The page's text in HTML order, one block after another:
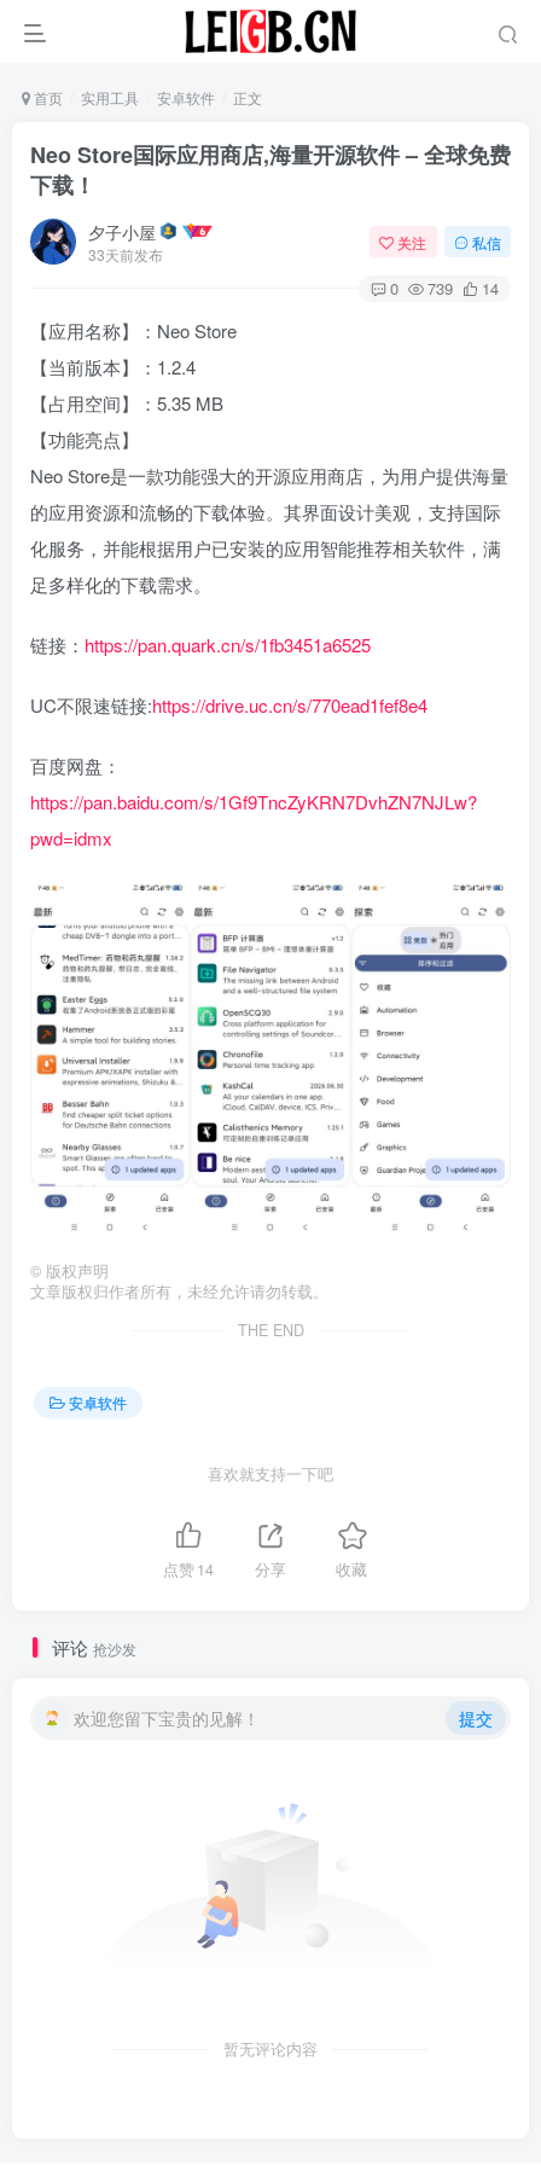
首页 实用工具 安卓软件 正文
Neo Store国际应用商店,海量开源软件 – 全球免费
下载！‌
夕子小屋
33天前发布
关注 私信
0 739 14
【应用名称】：Neo Store
【当前版本】：1.2.4
【占用空间】：5.35 MB
【功能亮点】
Neo Store是一款功能强大的开源应用商店，为用户提供海量
的应用资源和流畅的下载体验。其界面设计美观，支持国际
化服务，并能根据用户已安装的应用智能推荐相关软件，满
足多样化的下载需求。
链接： https://pan.quark.cn/s/1fb3451a6525
UC不限速链接:https://drive.uc.cn/s/770ead1fef8e4
百度网盘：
https://pan.baidu.com/s/1Gf9TncZyKRN7DvhZN7NJLw?
pwd=idmx
© 版权声明
文章版权归作者所有，未经允许请勿转载。
THE END
安卓软件
喜欢就支持一下吧
点赞14 分享 收藏
评论 抢沙发
欢迎您留下宝贵的见解！ 提交
暂无评论内容